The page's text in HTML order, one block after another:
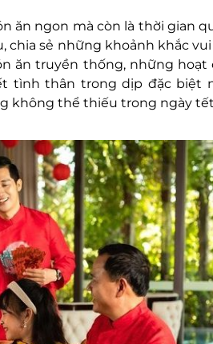
ăn ngon mà còn là thời gian
sẻ những khoảnh khắc vui
ăn truyền thống, những hoạt
tình thân trong dịp đặc biệt
không thể thiếu trong ngày